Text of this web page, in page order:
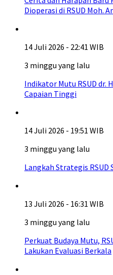
Dioperasi di RSUD Moh.
14 Juli 2026 - 22:41 WIB
3 minggu yang lalu
Indikator Mutu RSUD dr.
Capaian Tinggi
14 Juli 2026 - 19:51 WIB
3 minggu yang lalu
Langkah Strategis RSUD
13 Juli 2026 - 16:31 WIB
3 minggu yang lalu
Perkuat Budaya Mutu,
Lakukan Evaluasi Berkala